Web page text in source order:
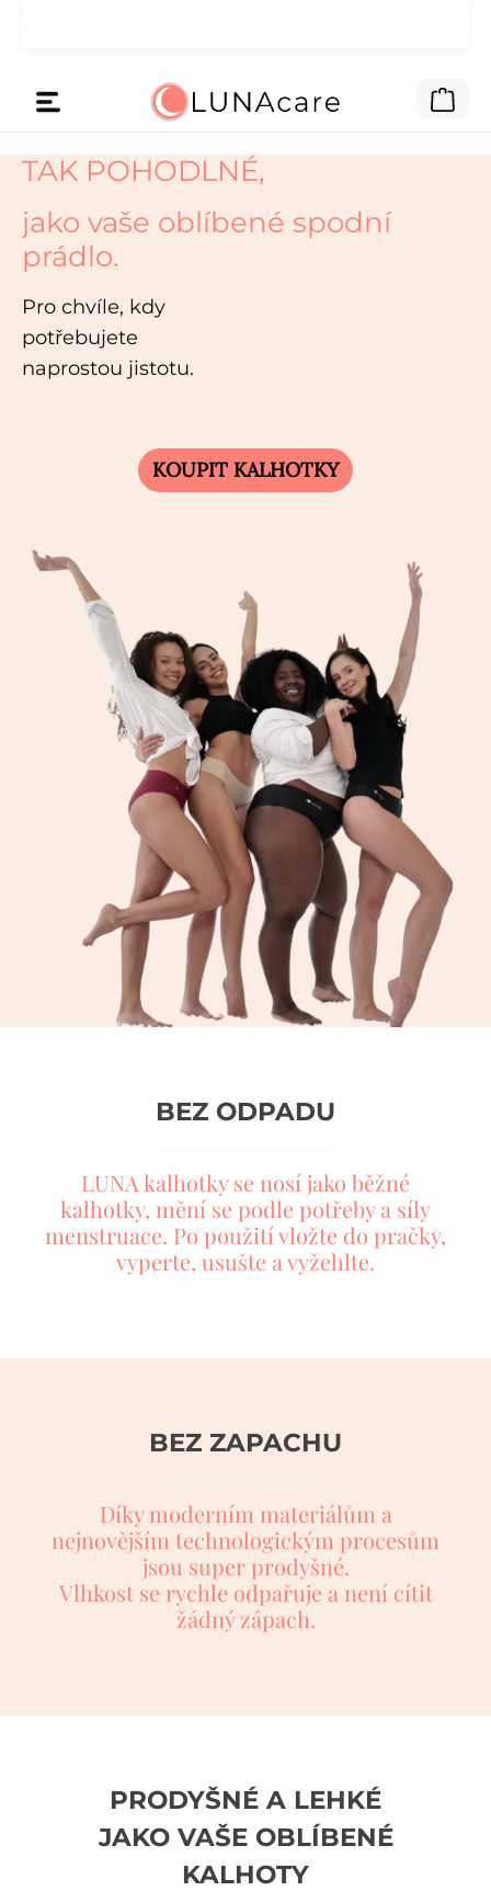
TAK POHODLNÉ,
jako vaše oblíbené spodní
prádlo.
Pro chvíle, kdy
potřebujete
naprostou jistotu.
KOUPIT KALHOTKY
BEZ ODPADU
LUNA kalhotky se nosí jako běžné
kalhotky, mění se podle potřeby a síly
menstruace. Po použití vložte do pračky,
vyperte, usušte a vyžehlte.
BEZ ZAPACHU
Díky moderním materiálům a
nejnovějším technologickým procesům
jsou super prodyšné.
Vlhkost se rychle odpařuje a není cítit
žádný zápach.
PRODYŠNÉ A LEHKÉ
JAKO VAŠE OBLÍBENÉ
KALHOTY